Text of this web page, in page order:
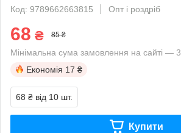
Код: 9789662663815
Опт і роздріб
68 ₴ 85 ₴
Мінімальна сума замовлення на сайті —
Економія 17 ₴
68 ₴ від 10 шт.
Купити